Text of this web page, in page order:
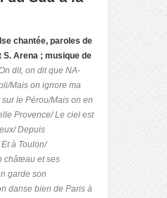
chantée, paroles de
Arena ; musique de
dit, on dit que NA-
Mais on ignore ma
le Pérou/Mais on en
Provence/ Le ciel est
Depuis
à Toulon/
château et ses
garde son
danse bien de Paris à